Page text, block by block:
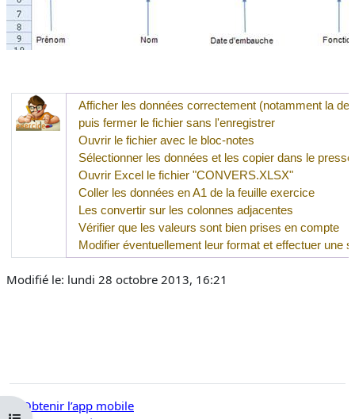
Afficher les données correctement (notamment la
puis fermer le fichier sans l'enregistrer
Ouvrir le fichier avec le bloc-notes
Sélectionner les données et les copier dans le
Ouvrir Excel le fichier "CONVERS.XLSX"
Coller les données en A1 de la feuille exercice
Les convertir sur les colonnes adjacentes
Vérifier que les valeurs sont bien prises en compte
Modifier éventuellement leur format et effectuer une
Modifié le: lundi 28 octobre 2013, 16:21
Obtenir l’app mobile